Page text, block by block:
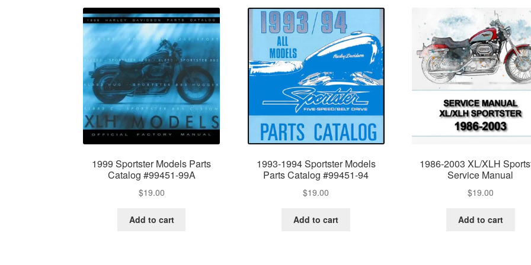
1999 Sportster Models Parts
Catalog #99451-99A
$19.00
Add to cart
1993-1994 Sportster Models
Parts Catalog #99451-94
$19.00
Add to cart
1986-2003 XL/XLH
Service Manual
$19.00
Add to cart